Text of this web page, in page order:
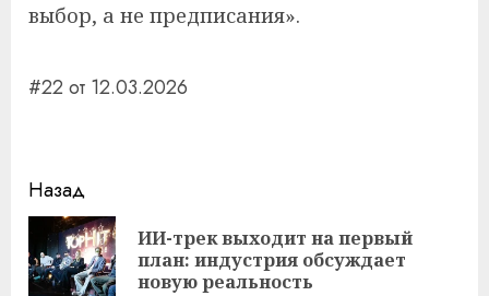
выбор, а не предписания».
#22 от 12.03.2026
Навигация
записи
Назад
ИИ-трек выходит на первый
план: индустрия обсуждает
новую реальность